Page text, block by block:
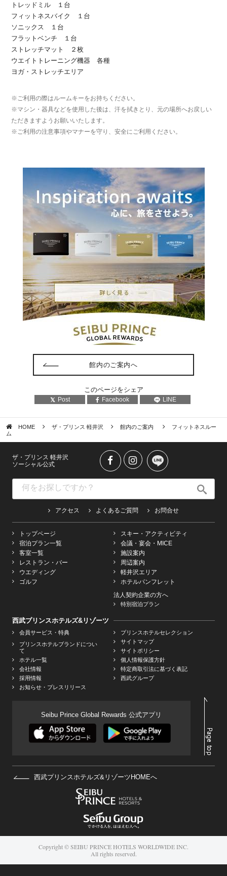
トレッドミル １台
フィットネスバイク １台
ソニックス １台
フラットベンチ １台
ストレッチマット ２枚
ウエイトトレーニング機器 各種
ヨガ・ストレッチエリア
※ご利用の際はルームキーをお持ちください。
※マシン・器具などを使用した後は、汗を拭きとり、元の場所へお戻しい
ただきますようお願いいたします。
※ご利用の注意事項やマナーを守り、安全にご利用ください。
館内のご案内へ
このページをシェア
Post Facebook LINE
HOME ザ・プリンス 軽井沢 館内のご案内
フィットネスルー
ム
ザ・プリンス 軽井沢
ソーシャル公式
アクセス よくあるご質問 お問合せ
トップページ
宿泊プラン一覧
客室一覧
レストラン・バー
ウエディング
ゴルフ
スキー・アクティビティ
会議・宴会・MICE
施設案内
周辺案内
軽井沢エリア
ホテルパンフレット
法人契約企業の方へ
特別宿泊プラン
西武プリンスホテルズ&リゾーツ
会員サービス・特典
プリンスホテルブランドについ
て
ホテル一覧
会社情報
採用情報
お知らせ・プレスリリース
プリンスホテルセレクション
サイトマップ
サイトポリシー
個人情報保護方針
特定商取引法に基づく表記
西武グループ
Seibu Prince Global Rewards 公式アプリ
西武プリンスホテルズ&リゾーツHOMEへ
Copyright © SEIBU PRINCE HOTELS WORLDWIDE INC.
All rights reserved.